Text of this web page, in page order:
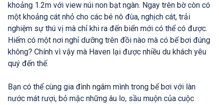
khoảng 1.2m với view núi non bạt ngàn. Ngay trên bờ còn có
một khoảng cát nhỏ cho các bé nô đùa, nghịch cát, trải
nghiệm sự thú vị mà chỉ khi ra đến biển mới có thể có được.
Hiếm có một nơi nghỉ dưỡng trên đồi nào mà có bể bơi đúng
không? Chính vì vậy mà Haven lại được nhiều du khách yêu
quý đến thế.
Bạn có thể cùng gia đình ngâm mình trong bể bơi với làn
nước mát rượi, bỏ mặc những âu lo, sầu muộn của cuộc